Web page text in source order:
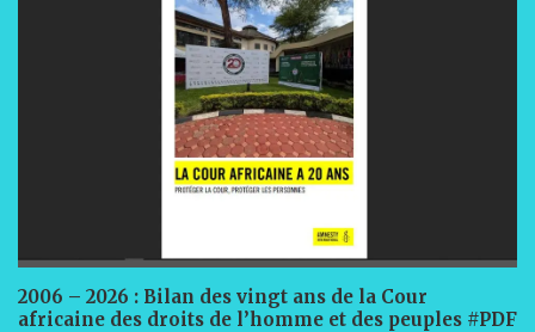
2006 – 2026 : Bilan des vingt ans de la Cour
africaine des droits de l’homme et des peuples #PDF